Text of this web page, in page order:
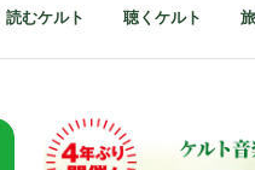
読むケルト 聴くケルト